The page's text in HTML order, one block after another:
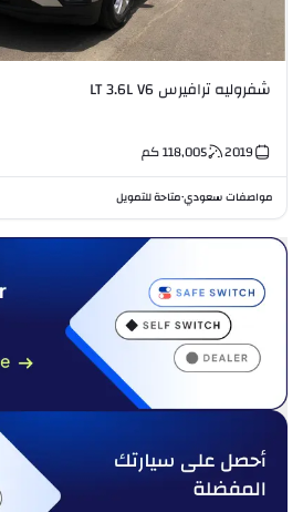
شفروليه ترافيرس LT 3.6L V6
2019
118,005كم
مواصفات سعودي•متاحة للتمويل